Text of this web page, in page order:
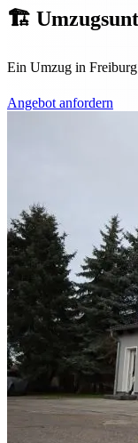
🏗️
Ein Umzug in
Angebot anfordern